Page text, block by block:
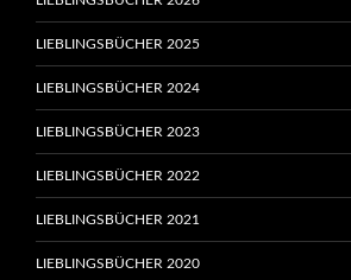
LIEBLINGSBÜCHER 2025
LIEBLINGSBÜCHER 2024
LIEBLINGSBÜCHER 2023
LIEBLINGSBÜCHER 2022
LIEBLINGSBÜCHER 2021
LIEBLINGSBÜCHER 2020